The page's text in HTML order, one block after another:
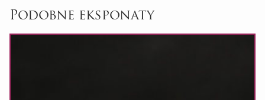
Podobne eksponaty